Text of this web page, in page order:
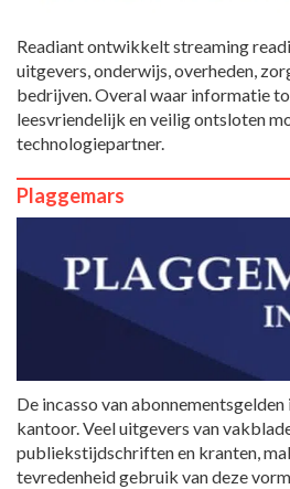
Readiant ontwikkelt streaming
uitgevers, onderwijs, overheden,
bedrijven. Overal waar informatie
leesvriendelijk en veilig ontsloten
technologiepartner.
Plaggemars
De incasso van
kantoor. Veel uitgevers van
publiekstijdschriften en kranten,
tevredenheid gebruik van deze